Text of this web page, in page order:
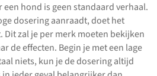
een hond is geen standaard verhaal.
dosering aanraadt, doet het
zal je per merk moeten bekijken
de effecten. Begin je met een lage
niets, kun je de dosering altijd